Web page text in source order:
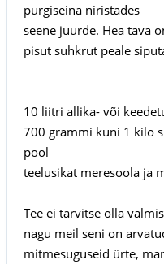
purgiseina niristades
seene juurde. Hea tava
pisut suhkrut peale
10 liitri allika- või
700 grammi kuni 1 kilo
pool
teelusikat meresoola ja
Tee ei tarvitse olla
nagu meil seni on
mitmesuguseid ürte,